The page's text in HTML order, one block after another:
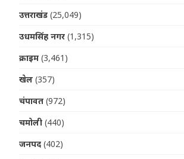
उत्तराखंड (25,049)
उधमसिंह नगर (1,315)
क्राइम (3,461)
खेल (357)
चंपावत (972)
चमोली (440)
जनपद (402)